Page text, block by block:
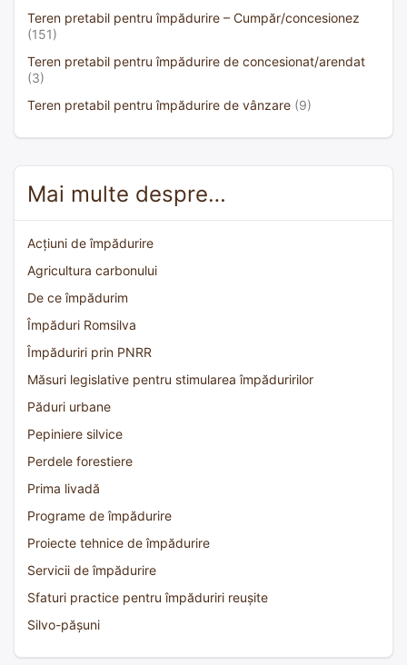
Teren pretabil pentru împădurire – Cumpăr/concesionez
(151)
Teren pretabil pentru împădurire de concesionat/arendat
(3)
Teren pretabil pentru împădurire de vânzare (9)
Mai multe despre…
Acțiuni de împădurire
Agricultura carbonului
De ce împădurim
Împăduri Romsilva
Împăduriri prin PNRR
Măsuri legislative pentru stimularea împăduririlor
Păduri urbane
Pepiniere silvice
Perdele forestiere
Prima livadă
Programe de împădurire
Proiecte tehnice de împădurire
Servicii de împădurire
Sfaturi practice pentru împăduriri reușite
Silvo-pășuni